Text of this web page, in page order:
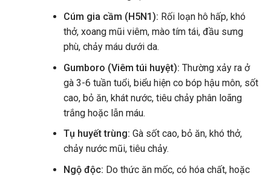
Cúm gia cầm (H5N1): Rối loạn hô hấp, khó
thở, xoang mũi viêm, mào tím tái, đầu sưng
phù, chảy máu dưới da.
Gumboro (Viêm túi huyệt): Thường xảy ra ở
gà 3-6 tuần tuổi, biểu hiện co bóp hậu môn, sốt
cao, bỏ ăn, khát nước, tiêu chảy phân loãng
trắng hoặc lẫn máu.
Tụ huyết trùng: Gà sốt cao, bỏ ăn, khó thở,
chảy nước mũi, tiêu chảy.
Ngộ độc: Do thức ăn mốc, có hóa chất, hoặc